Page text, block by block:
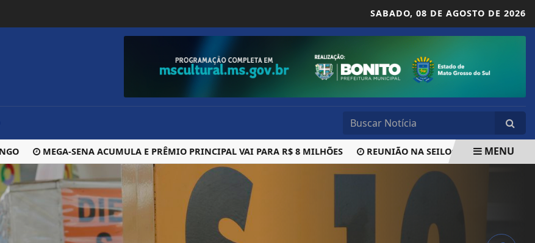
SABADO, 08 DE AGOSTO DE 2026
MEGA-SENA ACUMULA E PRÊMIO PRINCIPAL VAI PARA R$ 8 MILHÕES REUNIÃO NA SEILOG ALINHA EXECUÇÃO
MENU